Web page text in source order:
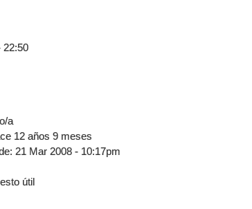
22:50
a
12 años 9 meses
21 Mar 2008 - 10:17pm
útil